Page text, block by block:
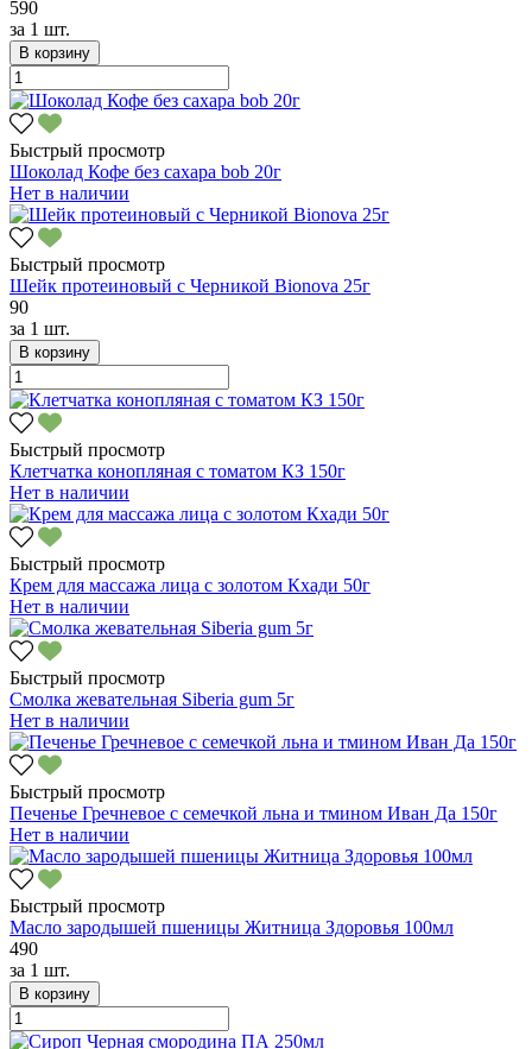
590
за 1 шт.
В корзину
Быстрый просмотр
Шоколад Кофе без сахара bob 20г
Нет в наличии
Быстрый просмотр
Шейк протеиновый с Черникой Bionova 25г
90
за 1 шт.
В корзину
Быстрый просмотр
Клетчатка конопляная с томатом КЗ 150г
Нет в наличии
Быстрый просмотр
Крем для массажа лица с золотом Кхади 50г
Нет в наличии
Быстрый просмотр
Смолка жевательная Siberia gum 5г
Нет в наличии
Быстрый просмотр
Печенье Гречневое с семечкой льна и тмином Иван Да 150г
Нет в наличии
Быстрый просмотр
Масло зародышей пшеницы Житница Здоровья 100мл
490
за 1 шт.
В корзину